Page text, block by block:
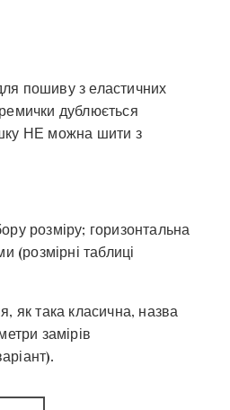
пошиву з еластичних
дублюється
НЕ можна шити з
розміру; горизонтальна
(розмірні таблиці
як така класична, назва
замірів